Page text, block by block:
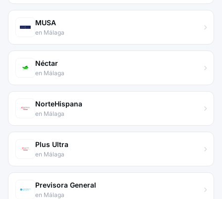
MUSA
en Málaga
Néctar
en Málaga
NorteHispana
en Málaga
Plus Ultra
en Málaga
Previsora General
en Málaga